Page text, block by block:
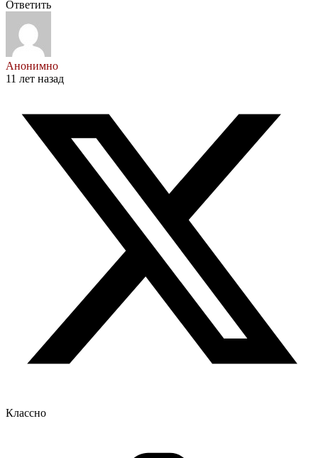
Ответить
Анонимно
11 лет назад
Классно